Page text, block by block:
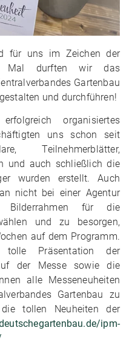
für uns im Zeichen der
Mal durften wir das
Gartenbau
und durchführen!
organisiertes
uns schon seit
Teilnehmerblätter,
und auch schließlich die
wurden erstellt. Auch
nicht bei einer Agentur
Bilderrahmen für die
und zu besorgen,
auf dem Programm.
Präsentation der
der Messe sowie die
alle Messeneuheiten
Gartenbau zu
tollen Neuheiten der
ipm-